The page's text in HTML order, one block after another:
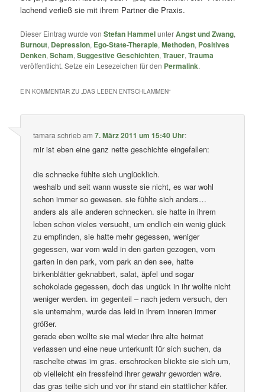
lachend verließ sie mit ihrem Partner die Praxis.
Dieser Eintrag wurde vonStefan HammelunterAngst und Zwang,
Burnout, Depression, Ego-State-Therapie,Methoden, Positives
Denken,Scham,Suggestive Geschichten,Trauer,Trauma
veröffentlicht. Setze ein Lesezeichen für den Permalink.
EIN KOMMENTAR ZU „ DAS LEBEN ENTSCHLAMMEN“
tamara schriebam7. März 2011 um 15:40 Uhr:
mir ist eben eine ganz nette geschichte eingefallen:
die schnecke fühlte sich unglücklich.
weshalb und seit wann wusste sie nicht, es war wohl
schon immer so gewesen. sie fühlte sich anders…
anders als alle anderen schnecken. sie hatte in ihrem
leben schon vieles versucht, um endlich ein wenig glück
zu empfinden, sie hatte mehr gegessen, weniger
gegessen, war vom wald in den garten gezogen, vom
garten in den park, vom park an den see, hatte
birkenblätter geknabbert, salat, äpfel und sogar
schokolade gegessen, doch das ungück in ihr wollte nicht
weniger werden. im gegenteil – nach jedem versuch, den
sie unternahm, wurde das leid in ihrem inneren immer
größer.
gerade eben wollte sie mal wieder ihre alte heimat
verlassen und eine neue unterkunft für sich suchen, da
raschelte etwas im gras. erschrocken blickte sie sich um,
ob vielleicht ein fressfeind ihrer gewahr geworden wäre.
das gras teilte sich und vor ihr stand ein stattlicher käfer.